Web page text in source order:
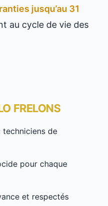
jusqu’au 31
au cycle de vie des
FRELONS
techniciens de
pour chaque
et respectés